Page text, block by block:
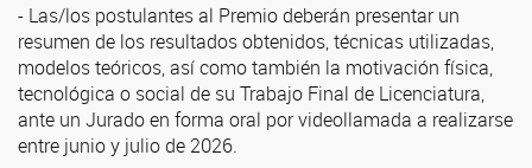
- Las/los postulantes al Premio deberán presentar un
resumen de los resultados obtenidos, técnicas utilizadas,
modelos teóricos, así como también la motivación física,
tecnológica o social de su Trabajo Final de Licenciatura,
ante un Jurado en forma oral por videollamada a realizarse
entre junio y julio de 2026.